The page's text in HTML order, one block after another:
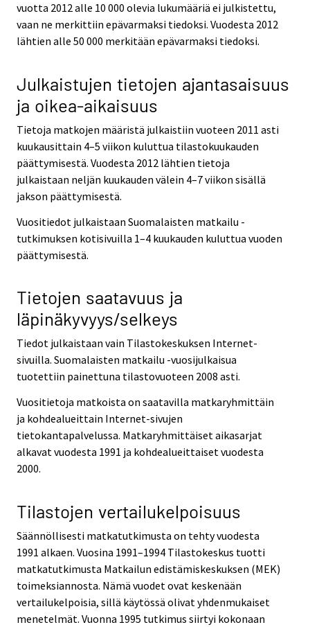
vuotta 2012 alle 10 000 olevia lukumääriä ei julkistettu,
vaan ne merkittiin epävarmaksi tiedoksi. Vuodesta 2012
lähtien alle 50 000 merkitään epävarmaksi tiedoksi.
Julkaistujen tietojen ajantasaisuus
ja oikea-aikaisuus
Tietoja matkojen määristä julkaistiin vuoteen 2011 asti
kuukausittain 4–5 viikon kuluttua tilastokuukauden
päättymisestä. Vuodesta 2012 lähtien tietoja
julkaistaan neljän kuukauden välein 4–7 viikon sisällä
jakson päättymisestä.
Vuositiedot julkaistaan Suomalaisten matkailu -
tutkimuksen kotisivuilla 1–4 kuukauden kuluttua vuoden
päättymisestä.
Tietojen saatavuus ja
läpinäkyvyys/selkeys
Tiedot julkaistaan vain Tilastokeskuksen Internet-
sivuilla. Suomalaisten matkailu -vuosijulkaisua
tuotettiin painettuna tilastovuoteen 2008 asti.
Vuositietoja matkoista on saatavilla matkaryhmittäin
ja kohdealueittain Internet-sivujen
tietokantapalvelussa. Matkaryhmittäiset aikasarjat
alkavat vuodesta 1991 ja kohdealueittaiset vuodesta
2000.
Tilastojen vertailukelpoisuus
Säännöllisesti matkatutkimusta on tehty vuodesta
1991 alkaen. Vuosina 1991–1994 Tilastokeskus tuotti
matkatutkimusta Matkailun edistämiskeskuksen (MEK)
toimeksiannosta. Nämä vuodet ovat keskenään
vertailukelpoisia, sillä käytössä olivat yhdenmukaiset
menetelmät. Vuonna 1995 tutkimus siirtyi kokonaan